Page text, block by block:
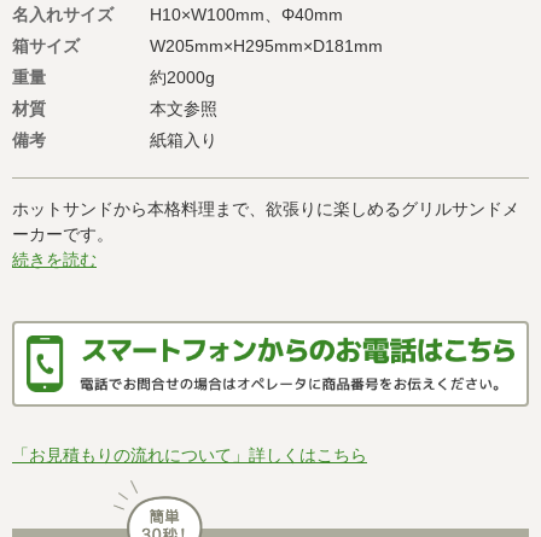
名入れサイズ
H10×W100mm、Φ40mm
箱サイズ
W205mm×H295mm×D181mm
重量
約2000g
材質
本文参照
備考
紙箱入り
ホットサンドから本格料理まで、欲張りに楽しめるグリルサンドメ
ーカーです。
続きを読む
「お見積もりの流れについて」詳しくはこちら